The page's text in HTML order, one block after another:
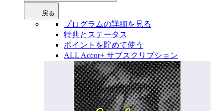
戻る
プログラムの詳細を見る
特典とステータス
ポイントを貯めて使う
ALL Accor+ サブスクリプション